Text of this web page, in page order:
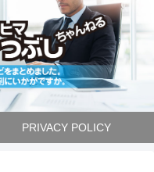
PRIVACY POLICY